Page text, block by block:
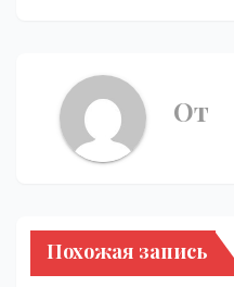
От
Похожая запись